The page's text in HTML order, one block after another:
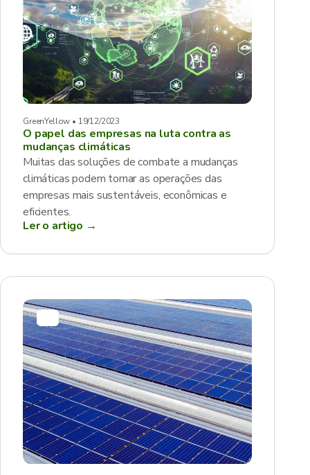
GreenYellow • 19/12/2023
O papel das empresas na luta contra as
mudanças climáticas
Muitas das soluções de combate a mudanças
climáticas podem tornar as operações das
empresas mais sustentáveis, econômicas e
eficientes.
Ler o artigo →